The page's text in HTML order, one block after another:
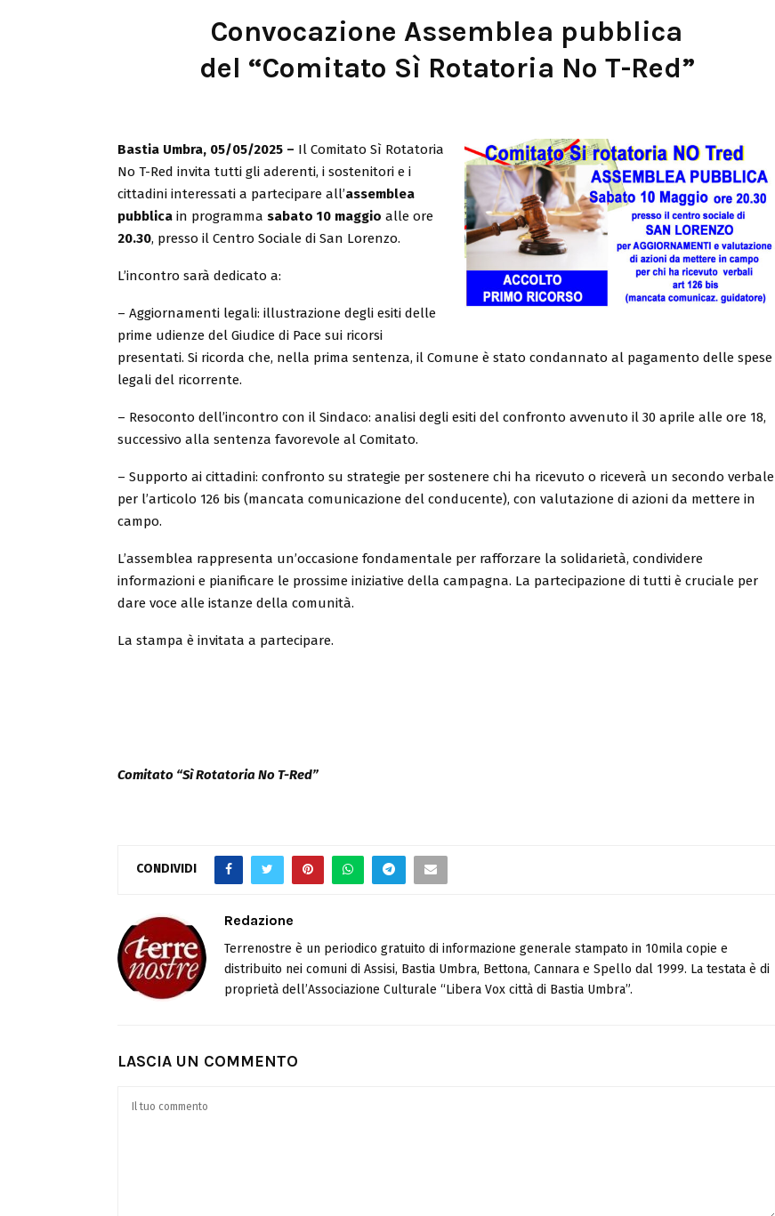
Convocazione Assemblea pubblica
del “Comitato Sì Rotatoria No T-Red”
Bastia Umbra, 05/05/2025 – Il Comitato Sì Rotatoria
No T-Red invita tutti gli aderenti, i sostenitori e i
cittadini interessati a partecipare all’assemblea
pubblica in programma sabato 10 maggio alle ore
20.30, presso il Centro Sociale di San Lorenzo.
L’incontro sarà dedicato a:
– Aggiornamenti legali: illustrazione degli esiti delle
prime udienze del Giudice di Pace sui ricorsi
presentati. Si ricorda che, nella prima sentenza, il Comune è stato condannato al pagamento delle spese
legali del ricorrente.
– Resoconto dell’incontro con il Sindaco: analisi degli esiti del confronto avvenuto il 30 aprile alle ore 18,
successivo alla sentenza favorevole al Comitato.
– Supporto ai cittadini: confronto su strategie per sostenere chi ha ricevuto o riceverà un secondo verbale
per l’articolo 126 bis (mancata comunicazione del conducente), con valutazione di azioni da mettere in
campo.
L’assemblea rappresenta un’occasione fondamentale per rafforzare la solidarietà, condividere
informazioni e pianificare le prossime iniziative della campagna. La partecipazione di tutti è cruciale per
dare voce alle istanze della comunità.
La stampa è invitata a partecipare.
Comitato “Sì Rotatoria No T-Red”
CONDIVIDI
Redazione
Terrenostre è un periodico gratuito di informazione generale stampato in 10mila copie e
distribuito nei comuni di Assisi, Bastia Umbra, Bettona, Cannara e Spello dal 1999. La testata è di
proprietà dell’Associazione Culturale “Libera Vox città di Bastia Umbra”.
LASCIA UN COMMENTO